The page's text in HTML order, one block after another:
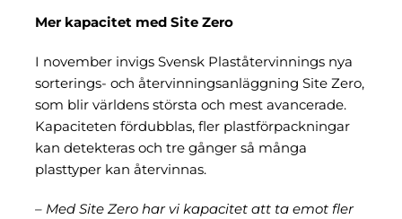
Mer kapacitet med Site Zero
I november invigs Svensk Plaståtervinnings nya
sorterings- och återvinningsanläggning Site Zero,
som blir världens största och mest avancerade.
Kapaciteten fördubblas, fler plastförpackningar
kan detekteras och tre gånger så många
plasttyper kan återvinnas.
– Med Site Zero har vi kapacitet att ta emot fler